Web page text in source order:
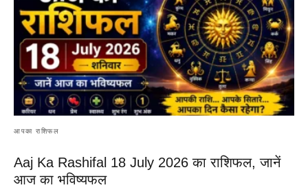
आपका राशिफल
Aaj Ka Rashifal 18 July 2026 का राशिफल, जानें
आज का भविष्यफल